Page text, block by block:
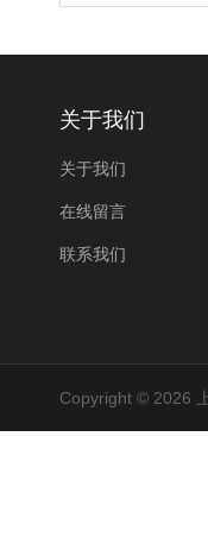
关于我们
关于我们
在线留言
联系我们
Copyright © 2026